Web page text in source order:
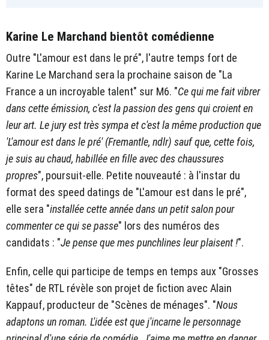
Karine Le Marchand bientôt comédienne
Outre "L'amour est dans le pré", l'autre temps fort de
Karine Le Marchand sera la prochaine saison de "La
France a un incroyable talent" sur M6. "Ce qui me fait vibrer
dans cette émission, c'est la passion des gens qui croient en
leur art. Le jury est très sympa et c'est la même production que
'L'amour est dans le pré' (Fremantle, ndlr) sauf que, cette fois,
je suis au chaud, habillée en fille avec des chaussures
propres", poursuit-elle. Petite nouveauté : à l'instar du
format des speed datings de "L'amour est dans le pré",
elle sera "installée cette année dans un petit salon pour
commenter ce qui se passe" lors des numéros des
candidats : "Je pense que mes punchlines leur plaisent !".
Enfin, celle qui participe de temps en temps aux "Grosses
têtes" de RTL révèle son projet de fiction avec Alain
Kappauf, producteur de "Scènes de ménages". "Nous
adaptons un roman. L'idée est que j'incarne le personnage